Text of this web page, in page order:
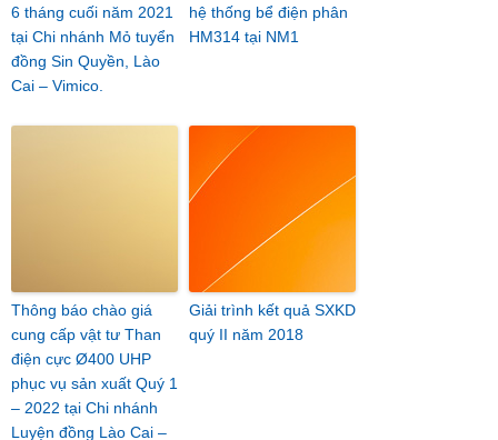
6 tháng cuối năm 2021
tại Chi nhánh Mỏ tuyển
đồng Sin Quyền, Lào
Cai – Vimico.
hệ thống bể điện phân
HM314 tại NM1
Thông báo chào giá
cung cấp vật tư Than
điện cực Ø400 UHP
phục vụ sản xuất Quý 1
– 2022 tại Chi nhánh
Luyện đồng Lào Cai –
Giải trình kết quả SXKD
quý II năm 2018